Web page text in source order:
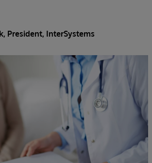
, President, InterSystems